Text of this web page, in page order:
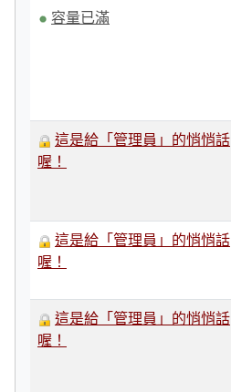
容量已滿
這是給「管理員」的悄悄話
喔！
這是給「管理員」的悄悄話
喔！
這是給「管理員」的悄悄話
喔！